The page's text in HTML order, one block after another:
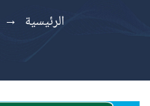
الرئيسية →